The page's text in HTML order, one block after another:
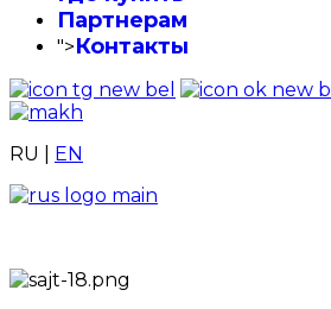
Партнерам
">Контакты
RU EN